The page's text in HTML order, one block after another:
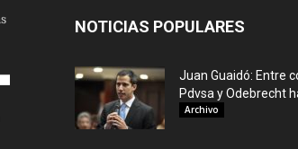
NOTICIAS POPULARES
Juan Guaidó: Entre
Pdvsa y Odebrecht
Archivo